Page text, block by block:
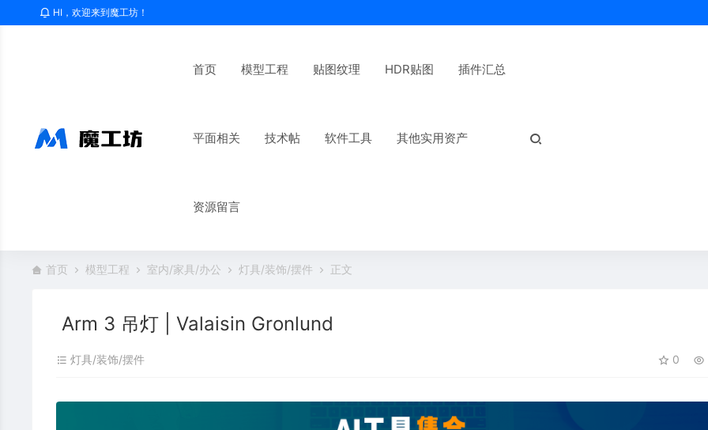
HI，欢迎来到魔工坊！
首页 模型工程 贴图纹理 HDR贴图 插件汇总
平面相关 技术帖 软件工具 其他实用资产
资源留言
首页 模型工程 室内/家具/办公 灯具/装饰/摆件 正文
Arm 3 吊灯 | Valaisin Gronlund
灯具/装饰/摆件 0